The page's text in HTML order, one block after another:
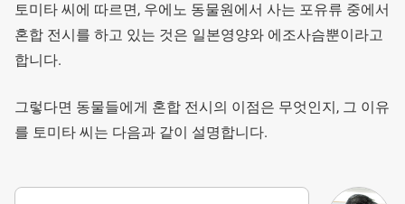
토미타 씨에 따르면, 우에노 동물원에서 사는 포유류 중에서
혼합 전시를 하고 있는 것은 일본영양와 에조사슴뿐이라고
합니다.
그렇다면 동물들에게 혼합 전시의 이점은 무엇인지, 그 이유
를 토미타 씨는 다음과 같이 설명합니다.